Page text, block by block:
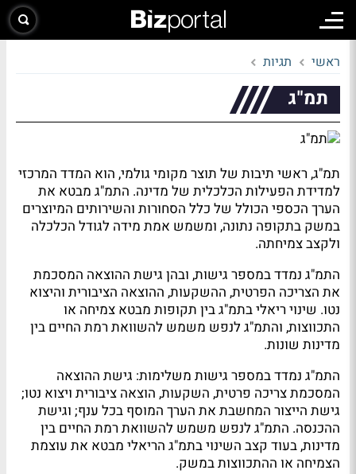
ראשי תגיות
תמ"ג
תמ"ג, ראשי תיבות של תוצר מקומי גולמי, הוא המדד המרכזי
למדידת הפעילות הכלכלית של מדינה. התמ"ג מבטא את
הערך הכספי הכולל של כלל הסחורות והשירותים המיוצרים
במשק בתקופה נתונה, ומשמש אמת מידה לגודל הכלכלה
ולקצב צמיחתה.
התמ"ג נמדד במספר גישות, ובהן גישת ההוצאה המסכמת
את הצריכה הפרטית, ההשקעות, ההוצאה הציבורית והיצוא
נטו. שינוי ריאלי בתמ"ג בין תקופות מבטא צמיחה או
התכווצות, והתמ"ג לנפש משמש להשוואת רמת החיים בין
מדינות שונות.
התמ"ג נמדד במספר גישות משלימות: גישת ההוצאה
המסכמת צריכה פרטית, השקעות, הוצאה ציבורית ויצוא נטו;
גישת הייצור המחשבת את הערך המוסף בכל ענף; וגישת
ההכנסה. התמ"ג לנפש משמש להשוואת רמת החיים בין
מדינות, בעוד קצב השינוי בתמ"ג הריאלי מבטא את עוצמת
הצמיחה או ההתכווצות במשק.